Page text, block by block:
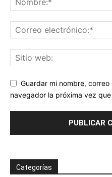
Guardar mi nombre,
navegador la próxima vez
Categorías